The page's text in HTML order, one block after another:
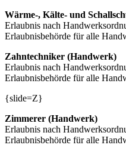
Wärme-, Kälte- und
Erlaubnis nach
Erlaubnisbehörde für alle
Zahntechniker (Handwerk)
Erlaubnis nach
Erlaubnisbehörde für alle
{slide=Z}
Zimmerer (Handwerk)
Erlaubnis nach
Erlaubnisbehörde für alle